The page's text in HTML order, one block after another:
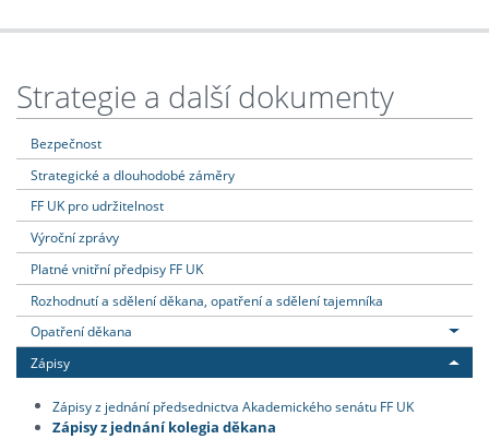
Strategie a další dokumenty
Bezpečnost
Strategické a dlouhodobé záměry
FF UK pro udržitelnost
Výroční zprávy
Platné vnitřní předpisy FF UK
Rozhodnutí a sdělení děkana, opatření a sdělení tajemníka
Opatření děkana
Zápisy
Zápisy z jednání předsednictva Akademického senátu FF UK
Zápisy z jednání kolegia děkana